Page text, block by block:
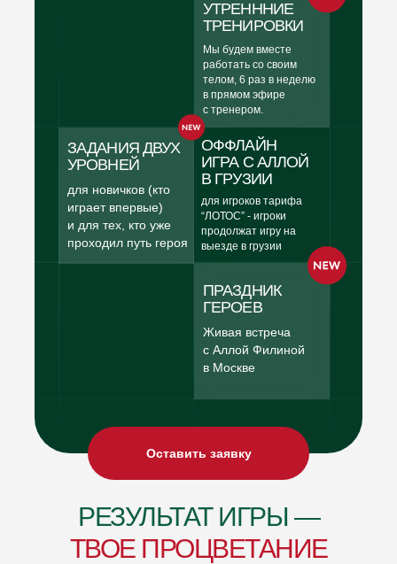
Оставить заявку
Живая встреча
с Аллой Филиной
в Москве
ПРАЗДНИК
ГЕРОЕВ
для новичков (кто
играет впервые)
и для тех, кто уже
проходил путь героя
ЗАДАНИЯ ДВУХ
УРОВНЕЙ
для игроков тарифа
“ЛОТОС” - игроки
продолжат игру на
выезде в грузии
ОФФЛАЙН
ИГРА С АЛЛОЙ
В ГРУЗИИ
Мы будем вместе
работать со своим
телом, 6 раз в неделю
в прямом эфире
с тренером.
УТРЕНННИЕ
ТРЕНИРОВКИ
РЕЗУЛЬТАТ ИГРЫ —
ТВОЕ ПРОЦВЕТАНИЕ